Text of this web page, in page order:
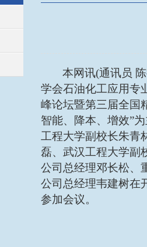
本网讯(通讯员
学会石油化工应用专
峰论坛暨第三届全国
智能、降本、增效”
工程大学副校长朱青
磊、武汉工程大学副
公司总经理邓长松、
公司总经理韦建树在
参加会议。